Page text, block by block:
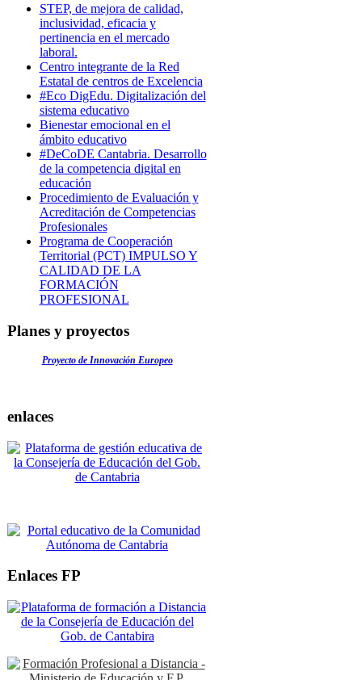
STEP, de mejora de calidad,
inclusividad, eficacia y
pertinencia en el mercado
laboral.
Centro integrante de la Red
Estatal de centros de Excelencia
#Eco DigEdu. Digitalización del
sistema educativo
Bienestar emocional en el
ámbito educativo
#DeCoDE Cantabria. Desarrollo
de la competencia digital en
educación
Procedimiento de Evaluación y
Acreditación de Competencias
Profesionales
Programa de Cooperación
Territorial (PCT) IMPULSO Y
CALIDAD DE LA
FORMACIÓN
PROFESIONAL
Planes y proyectos
Proyecto de Innovación Europeo
enlaces
Enlaces FP